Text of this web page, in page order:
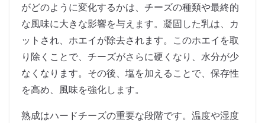
がどのように変化するかは、チーズの種類や最終的
な風味に大きな影響を与えます。凝固した乳は、カ
ットされ、ホエイが除去されます。このホエイを取
り除くことで、チーズがさらに硬くなり、水分が少
なくなります。その後、塩を加えることで、保存性
を高め、風味を強化します。
熟成はハードチーズの重要な段階です。温度や湿度